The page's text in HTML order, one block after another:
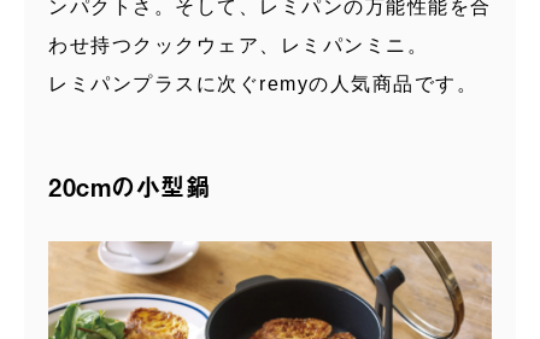
ンパクトさ。そして、レミパンの万能性能を合
わせ持つクックウェア、レミパンミニ。
レミパンプラスに次ぐremyの人気商品です。
20cmの小型鍋